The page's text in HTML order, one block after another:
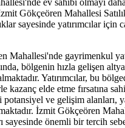
ev sahibi olmayı
Gökçeören Mahallesi
sayesinde yatırımcılar için
Mahallesi'nde gayrimenkul
bölgenin hızla gelişen
Yatırımcılar, bu
kazanç elde etme fırsatına
ve gelişim alanları,
İzmit Gökçeören
sayesinde önemli bir tercih